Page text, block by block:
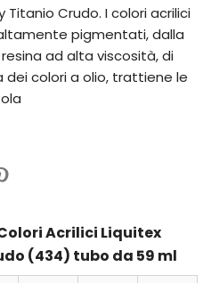
Titanio Crudo. I colori acrilici
pigmentati, dalla
ad alta viscosità, di
dei colori a olio, trattiene le
Acrilici Liquitex
(434) tubo da 59 ml